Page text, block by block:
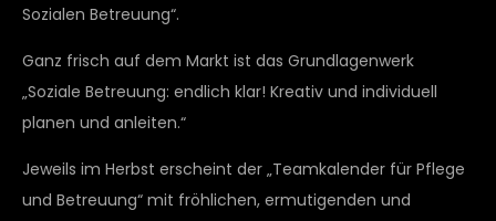
Sozialen Betreuung“.
Ganz frisch auf dem Markt ist das Grundlagenwerk
„Soziale Betreuung: endlich klar! Kreativ und individuell
planen und anleiten.“
Jeweils im Herbst erscheint der „Teamkalender für Pflege
und Betreuung“ mit fröhlichen, ermutigenden und